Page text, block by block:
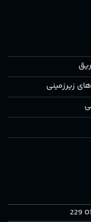
زیرزمینی